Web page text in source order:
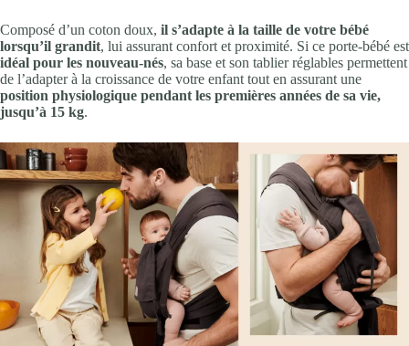
Composé d’un coton doux, il s’adapte à la taille de votre bébé
lorsqu’il grandit, lui assurant confort et proximité. Si ce porte-bébé est
idéal pour les nouveau-nés, sa base et son tablier réglables permettent
de l’adapter à la croissance de votre enfant tout en assurant une
position physiologique pendant les premières années de sa vie,
jusqu’à 15 kg.